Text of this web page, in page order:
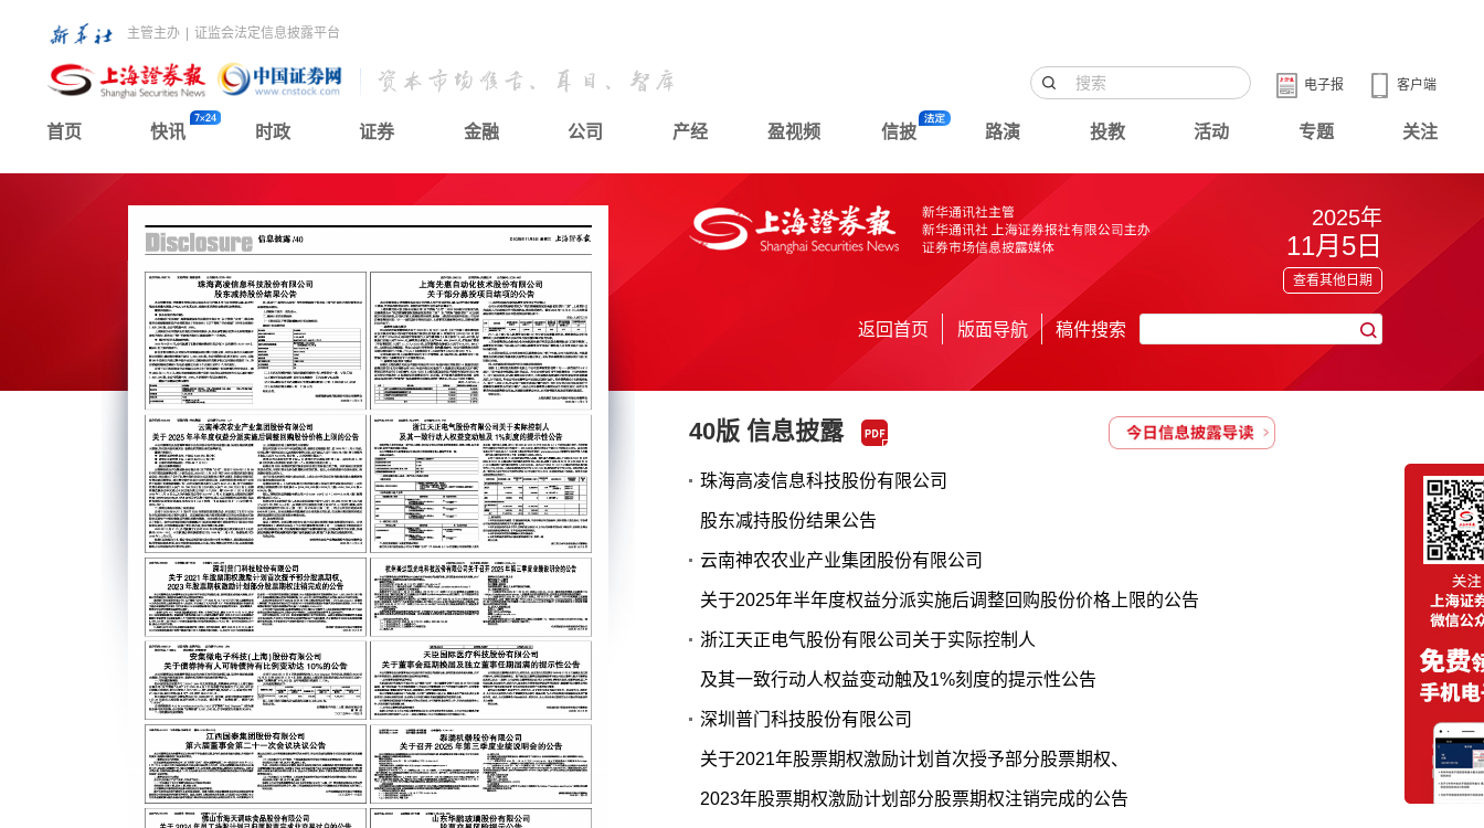
主管主办 证监会法定信息披露平台
客户端
电子报
首页 快讯 时政 证券 金融 公司 产经 盈视频 信披 路演 投教 活动 专题 关注
2025年
11月5日
查看其他日期
返回首页 版面导航 稿件搜索
40版 信息披露
珠海高凌信息科技股份有限公司
股东减持股份结果公告
云南神农农业产业集团股份有限公司
关于2025年半年度权益分派实施后调整回购股份价格上限的公告
浙江天正电气股份有限公司关于实际控制人
及其一致行动人权益变动触及1%刻度的提示性公告
深圳普门科技股份有限公司
关于2021年股票期权激励计划首次授予部分股票期权、
2023年股票期权激励计划部分股票期权注销完成的公告